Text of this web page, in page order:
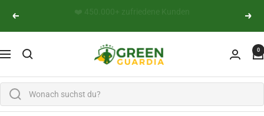
Previous
Next
Navigation
Green Guardia - Ihr Experte für Schädlinge und 0